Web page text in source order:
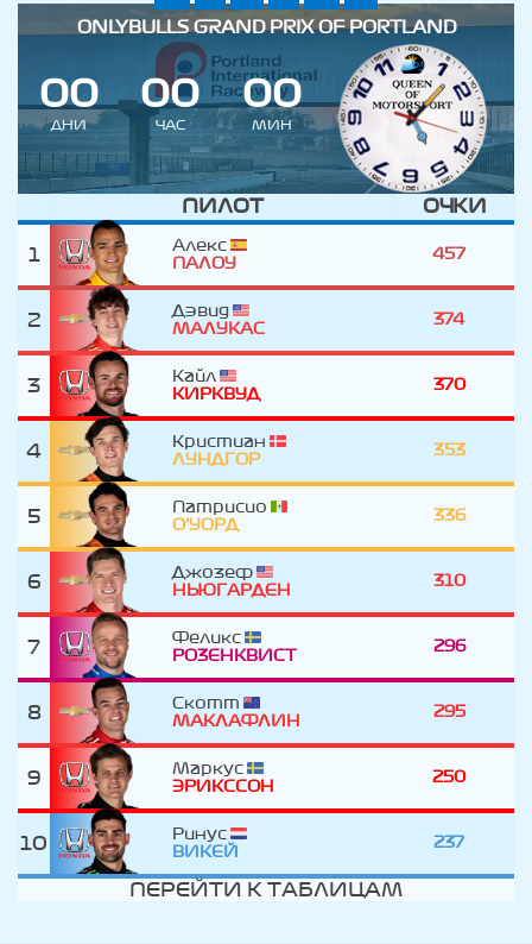
ONLYBULLS GRAND PRIX OF PORTLAND
00
ДНИ
00
ЧАС
00
МИН
ПИЛОТ ОЧКИ
1
Алекс
ПАЛОУ
457
2
Дэвид
МАЛУКАС
374
3
Кайл
КИРКВУД
370
4
Кристиан
ЛУНДГОР
353
5
Патрисио
О'УОРД
336
6
Джозеф
НЬЮГАРДЕН
310
7
Феликс
РОЗЕНКВИСТ
296
8
Скотт
МАКЛАФЛИН
295
9
Маркус
ЭРИКССОН
250
10
Ринус
ВИКЕЙ
237
ПЕРЕЙТИ К ТАБЛИЦАМ